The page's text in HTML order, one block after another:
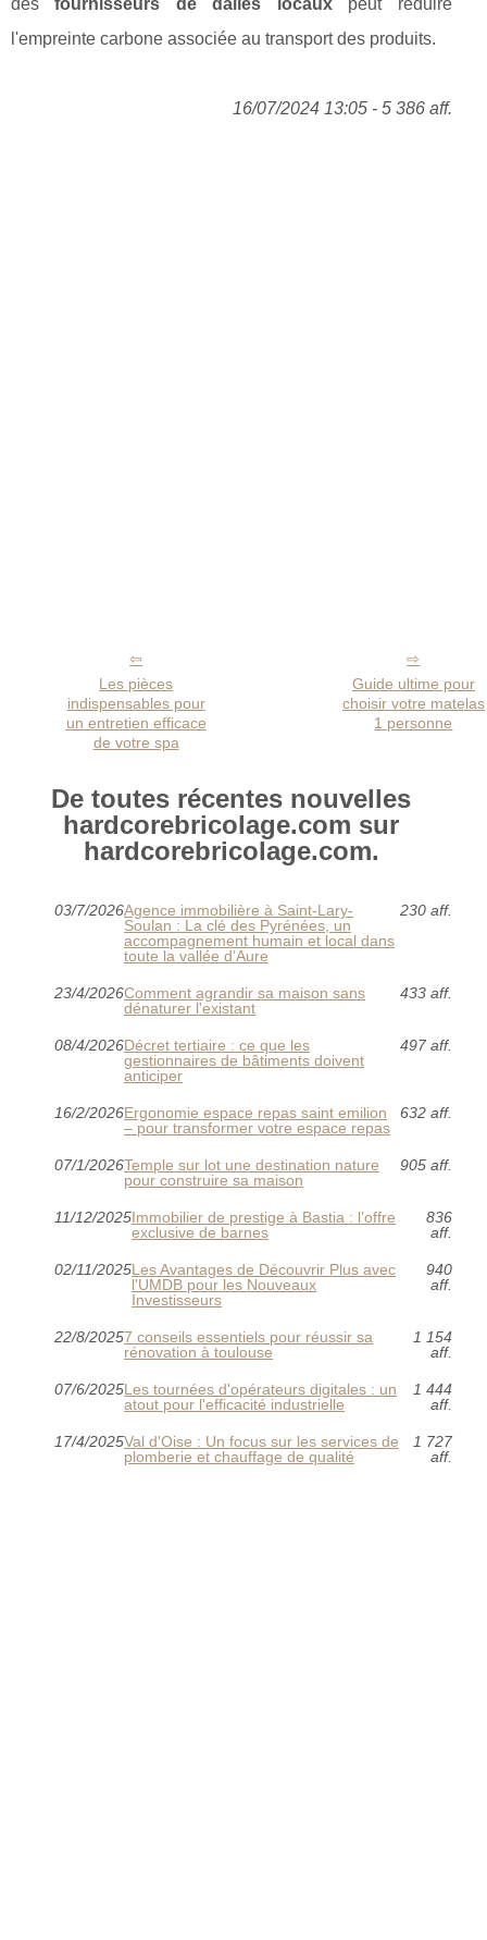
l'empreinte carbone associée au transport des produits.
16/07/2024 13:05 - 5 386 aff.
Les pièces
indispensables pour
un entretien efficace
de votre spa
Guide ultime pour
choisir votre matelas
1 personne
De toutes récentes nouvelles
hardcorebricolage.com sur
hardcorebricolage.com.
03/7/2026Agence immobilière à Saint-Lary-
Soulan : La clé des Pyrénées, un
accompagnement humain et local dans
toute la vallée d’Aure
230 aff.
23/4/2026Comment agrandir sa maison sans
dénaturer l'existant
433 aff.
08/4/2026Décret tertiaire : ce que les
gestionnaires de bâtiments doivent
anticiper
497 aff.
16/2/2026Ergonomie espace repas saint emilion
– pour transformer votre espace repas
632 aff.
07/1/2026Temple sur lot une destination nature
pour construire sa maison
905 aff.
11/12/2025Immobilier de prestige à Bastia : l’offre
exclusive de barnes
836
aff.
02/11/2025Les Avantages de Découvrir Plus avec
l'UMDB pour les Nouveaux
Investisseurs
940
aff.
22/8/20257 conseils essentiels pour réussir sa
rénovation à toulouse
1 154
aff.
07/6/2025Les tournées d'opérateurs digitales : un
atout pour l'efficacité industrielle
1 444
aff.
17/4/2025Val d'Oise : Un focus sur les services de
plomberie et chauffage de qualité
1 727
aff.